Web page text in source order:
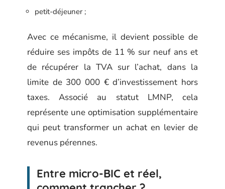
petit-déjeuner ;
Avec ce mécanisme, il devient possible de
réduire ses impôts de 11 % sur neuf ans et
de récupérer la TVA sur l’achat, dans la
limite de 300 000 € d’investissement hors
taxes. Associé au statut LMNP, cela
représente une optimisation supplémentaire
qui peut transformer un achat en levier de
revenus pérennes.
Entre micro-BIC et réel,